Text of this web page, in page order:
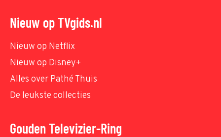
Nieuw op TVgids.nl
Nieuw op Netflix
Nieuw op Disney+
Alles over Pathé Thuis
De leukste collecties
Gouden Televizier-Ring